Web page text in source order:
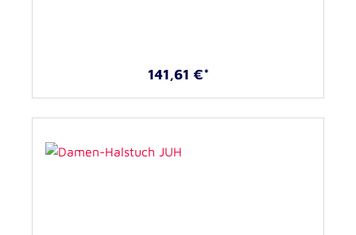
141,61 €*